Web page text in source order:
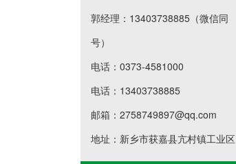
郭经理：13403738885（微信同
号）
电话：0373-4581000
电话：13403738885
邮箱：2758749897@qq.com
地址：新乡市获嘉县亢村镇工业区